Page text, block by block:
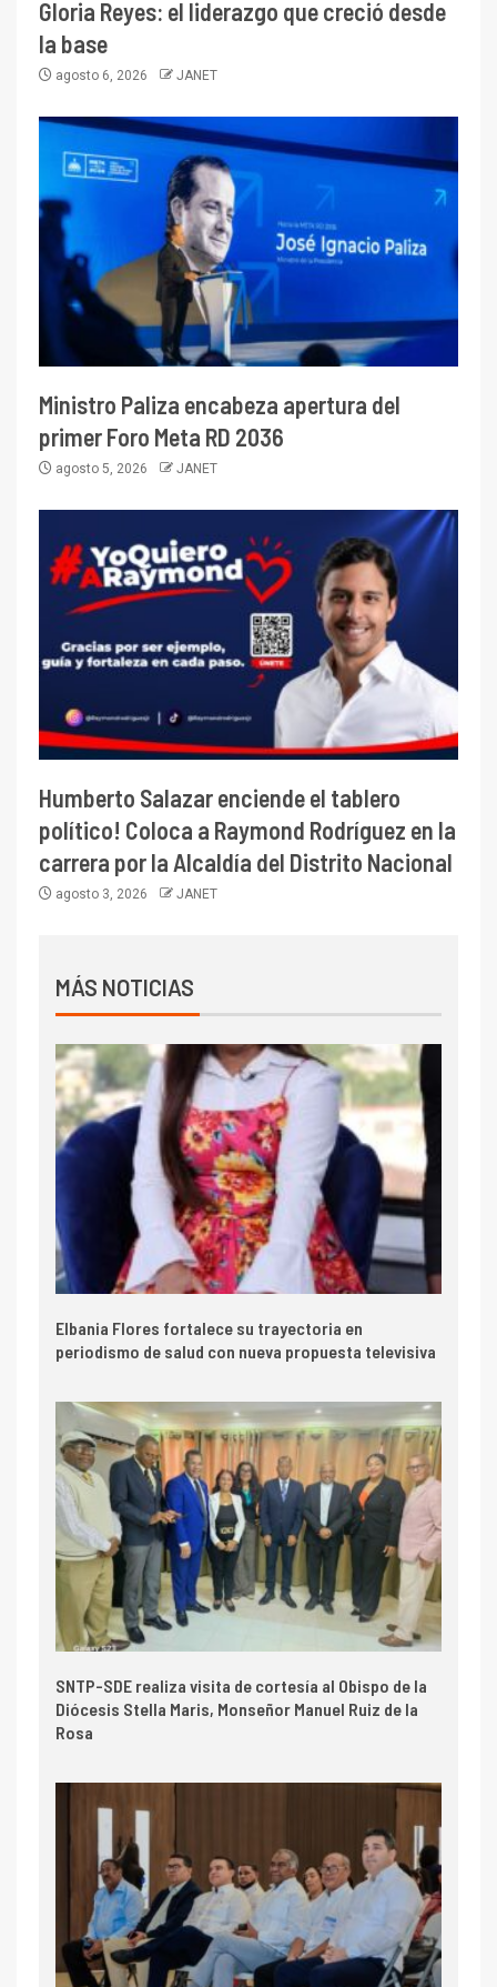
Gloria Reyes: el liderazgo que creció desde
la base
agosto 6, 2026 JANET
Ministro Paliza encabeza apertura del
primer Foro Meta RD 2036
agosto 5, 2026 JANET
Humberto Salazar enciende el tablero
político! Coloca a Raymond Rodríguez en la
carrera por la Alcaldía del Distrito Nacional
agosto 3, 2026 JANET
MÁS NOTICIAS
Elbania Flores fortalece su trayectoria en
periodismo de salud con nueva propuesta televisiva
SNTP-SDE realiza visita de cortesía al Obispo de la
Diócesis Stella Maris, Monseñor Manuel Ruiz de la
Rosa